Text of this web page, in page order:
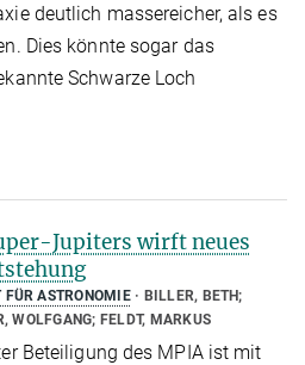
deutlich massereicher, als es
Dies könnte sogar das
Schwarze Loch
Jupiters wirft neues
ASTRONOMIE
BILLER, BETH;
WOLFGANG; FELDT, MARKUS
Beteiligung des MPIA ist mit